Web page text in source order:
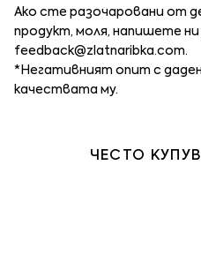
Ако сте разочаровани от
продукт, моля, напишете ни
feedback@zlatnaribka.com.
*Негативният опит с
качествата му.
ЧЕСТО